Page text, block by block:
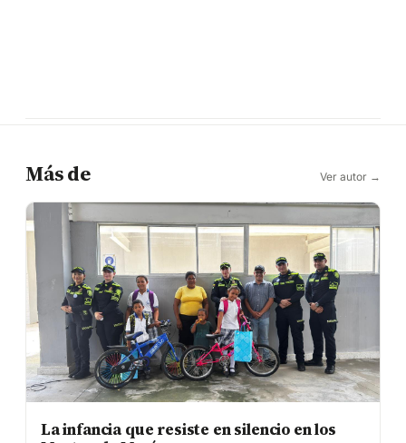
Más de Ver autor →
La infancia que resiste en silencio en los